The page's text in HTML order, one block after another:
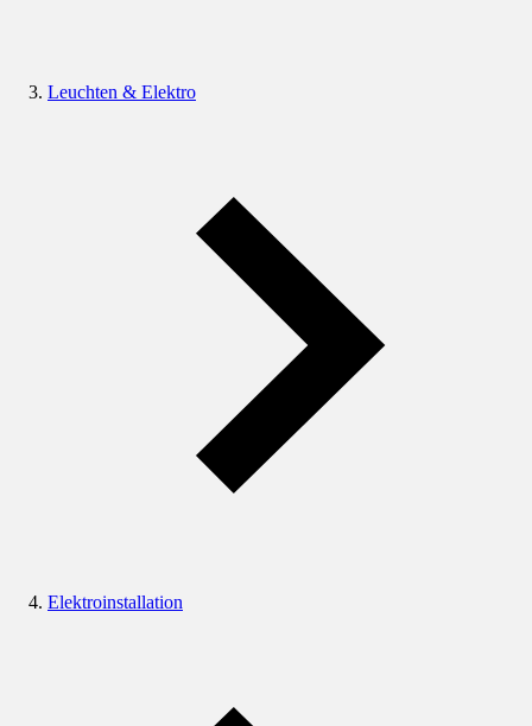
Leuchten & Elektro
Elektroinstallation